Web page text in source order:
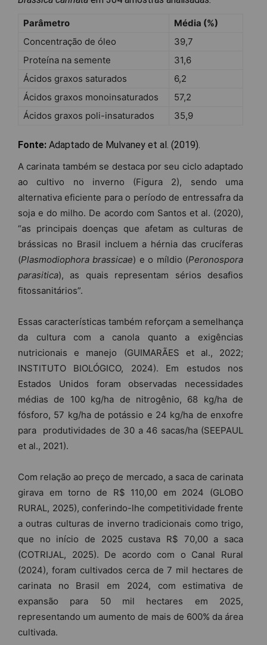
Parâmetro
Média (%)
Concentração de óleo
39,7
Proteína na semente
31,6
Ácidos graxos saturados
6,2
Ácidos graxos monoinsaturados
57,2
Ácidos graxos poli-insaturados
35,9
Fonte: Adaptado de Mulvaney et al. (2019).
A carinata também se destaca por seu ciclo adaptado
ao cultivo no inverno (Figura 2), sendo uma
alternativa eficiente para o período de entressafra da
soja e do milho. De acordo com Santos et al. (2020),
“as principais doenças que afetam as culturas de
brássicas no Brasil incluem a hérnia das crucíferas
(Plasmodiophora brassicae) e o míldio (Peronospora
parasitica), as quais representam sérios desafios
fitossanitários”.
Essas características também reforçam a semelhança
da cultura com a canola quanto a exigências
nutricionais e manejo (GUIMARÃES et al., 2022;
INSTITUTO BIOLÓGICO, 2024). Em estudos nos
Estados Unidos foram observadas necessidades
médias de 100 kg/ha de nitrogênio, 68 kg/ha de
fósforo, 57 kg/ha de potássio e 24 kg/ha de enxofre
para produtividades de 30 a 46 sacas/ha (SEEPAUL
et al., 2021).
Com relação ao preço de mercado, a saca de carinata
girava em torno de R$ 110,00 em 2024 (GLOBO
RURAL, 2025), conferindo-lhe competitividade frente
a outras culturas de inverno tradicionais como trigo,
que no início de 2025 custava R$ 70,00 a saca
(COTRIJAL, 2025). De acordo com o Canal Rural
(2024), foram cultivados cerca de 7 mil hectares de
carinata no Brasil em 2024, com estimativa de
expansão para 50 mil hectares em 2025,
representando um aumento de mais de 600% da área
cultivada.